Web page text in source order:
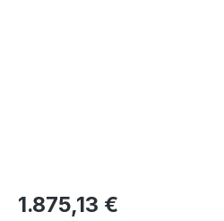
Regulärer Preis:
1.875,13 €